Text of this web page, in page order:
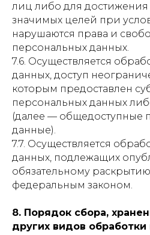
лиц либо для
значимых целей при
нарушаются права и
персональных данных.
7.6. Осуществляется
данных, доступ
которым предоставлен
персональных данных
(далее — общедоступные
данные).
7.7. Осуществляется
данных, подлежащих
обязательному
федеральным законом.
8. Порядок сбора,
других видов